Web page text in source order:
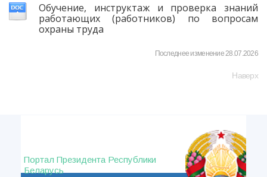
Обучение, инструктаж и проверка знаний
работающих (работников) по вопросам
охраны труда
Последнее изменение 28.07.2026
Наверх
Портал Президента Республики
Беларусь